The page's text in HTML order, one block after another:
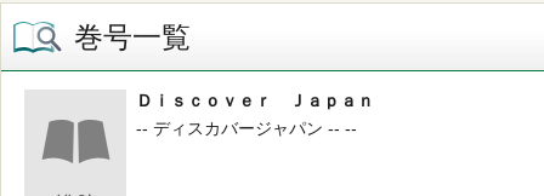
巻号一覧
Ｄｉｓｃｏｖｅｒ Ｊａｐａｎ
-- ディスカバージャパン -- --